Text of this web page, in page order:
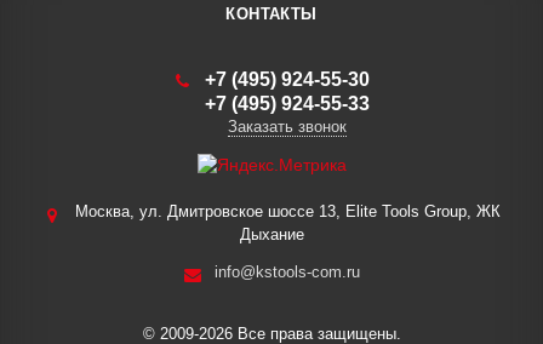
КОНТАКТЫ
+7 (495) 924-55-30
+7 (495) 924-55-33
Заказать звонок
Москва, ул. Дмитровское шоссе 13, Elite Tools Group, ЖК
Дыхание
info@kstools-com.ru
© 2009-2026 Все права защищены.